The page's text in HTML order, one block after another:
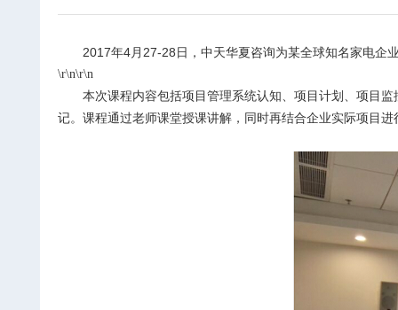
2017年4月 27-28日，中天华夏咨询为某全球知名家电企
\r\n\r\n
本次课程内容包括项目管理系统认知、项目计划、项目
记。 课程通过老师课堂授课讲解，同时再结合企业实际项目进